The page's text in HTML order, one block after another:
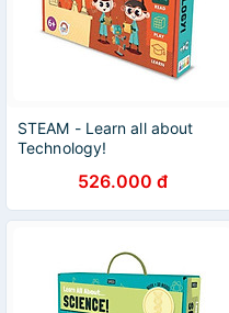
STEAM - Learn all about
Technology!
526.000 đ